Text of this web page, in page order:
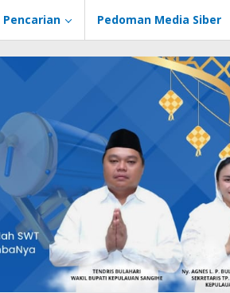
Pencarian Pedoman Media Siber